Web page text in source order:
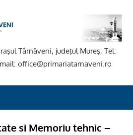
Târnăveni, judeţul Mureş, Tel:
office@primariatarnaveni.ro
si Memoriu tehnic –